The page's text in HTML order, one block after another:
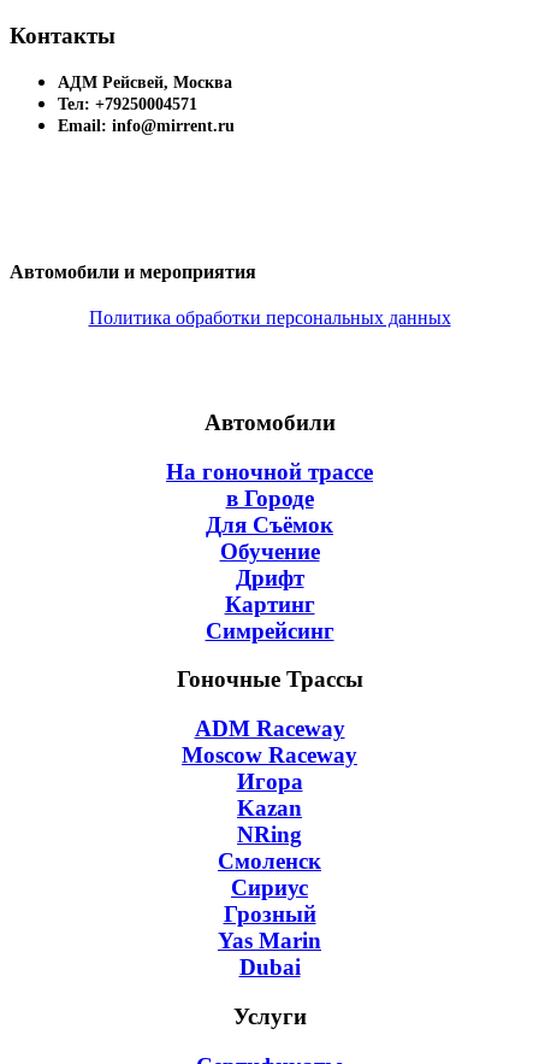
Контакты
АДМ Рейсвей, Москва
Тел: +79250004571
Email: info@mirrent.ru
Автомобили и мероприятия
Политика обработки персональных данных
Автомобили
На гоночной трассе
в Городе
Для Съёмок
Обучение
Дрифт
Картинг
Симрейсинг
Гоночные Трассы
ADM Raceway
Moscow Raceway
Игора
Kazan
NRing
Смоленск
Сириус
Грозный
Yas Marin
Dubai
Услуги